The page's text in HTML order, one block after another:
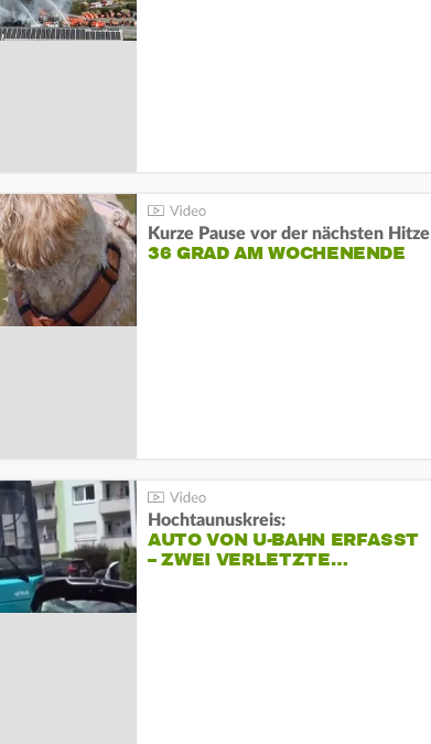
Kurze Pause vor der nächsten Hitze
36 GRAD AM WOCHENENDE
Hochtaunuskreis:
AUTO VON U-BAHN ERFASST
– ZWEI VERLETZTE…